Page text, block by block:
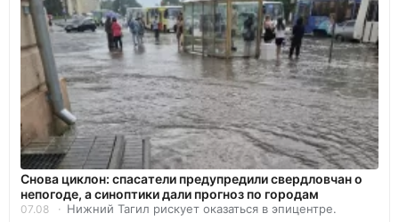
Снова циклон: спасатели предупредили свердловчан о
непогоде, а синоптики дали прогноз по городам
07.08 Нижний Тагил рискует оказаться в эпицентре.